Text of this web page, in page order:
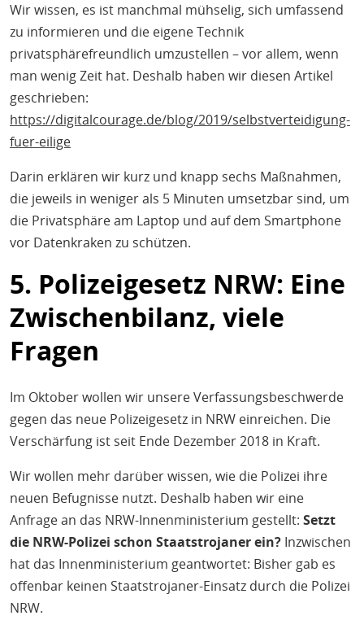
Wir wissen, es ist manchmal mühselig, sich umfassend
zu informieren und die eigene Technik
privatsphärefreundlich umzustellen – vor allem, wenn
man wenig Zeit hat. Deshalb haben wir diesen Artikel
geschrieben:
https://digitalcourage.de/blog/2019/selbstverteidigung-
fuer-eilige
Darin erklären wir kurz und knapp sechs Maßnahmen,
die jeweils in weniger als 5 Minuten umsetzbar sind, um
die Privatsphäre am Laptop und auf dem Smartphone
vor Datenkraken zu schützen.
5. Polizeigesetz NRW: Eine
Zwischenbilanz, viele
Fragen
Im Oktober wollen wir unsere Verfassungsbeschwerde
gegen das neue Polizeigesetz in NRW einreichen. Die
Verschärfung ist seit Ende Dezember 2018 in Kraft.
Wir wollen mehr darüber wissen, wie die Polizei ihre
neuen Befugnisse nutzt. Deshalb haben wir eine
Anfrage an das NRW-Innenministerium gestellt: Setzt
die NRW-Polizei schon Staatstrojaner ein? Inzwischen
hat das Innenministerium geantwortet: Bisher gab es
offenbar keinen Staatstrojaner-Einsatz durch die Polizei
NRW.